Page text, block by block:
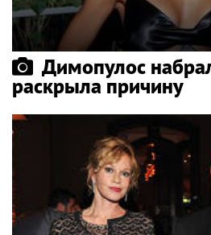
Димопулос
раскрыла причину